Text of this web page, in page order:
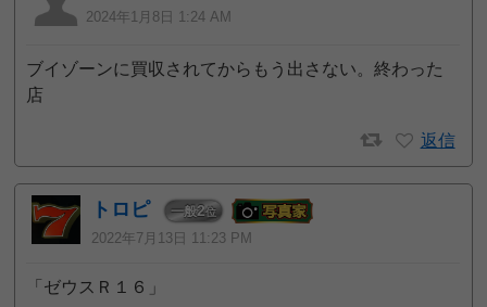
2024年1月8日 1:24 AM
ブイゾーンに買収されてからもう出さない。終わった
店
返信
トロピ 一般2位
2022年7月13日 11:23 PM
「ゼウスＲ１６」